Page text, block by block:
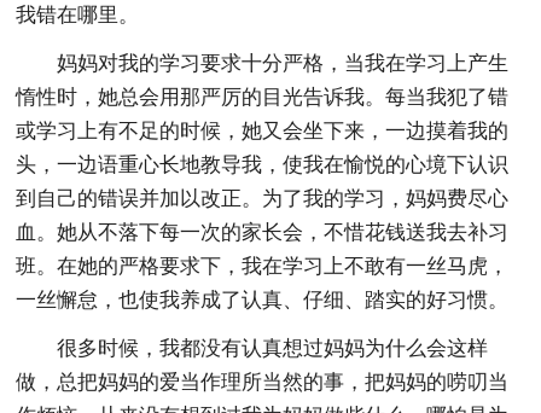
我错在哪里。
妈妈对我的学习要求十分严格，当我在学习上产生
惰性时，她总会用那严厉的目光告诉我。每当我犯了错
或学习上有不足的时候，她又会坐下来，一边摸着我的
头，一边语重心长地教导我，使我在愉悦的心境下认识
到自己的错误并加以改正。为了我的学习，妈妈费尽心
血。她从不落下每一次的家长会，不惜花钱送我去补习
班。在她的严格要求下，我在学习上不敢有一丝马虎，
一丝懈怠，也使我养成了认真、仔细、踏实的好习惯。
很多时候，我都没有认真想过妈妈为什么会这样
做，总把妈妈的爱当作理所当然的事，把妈妈的唠叨当